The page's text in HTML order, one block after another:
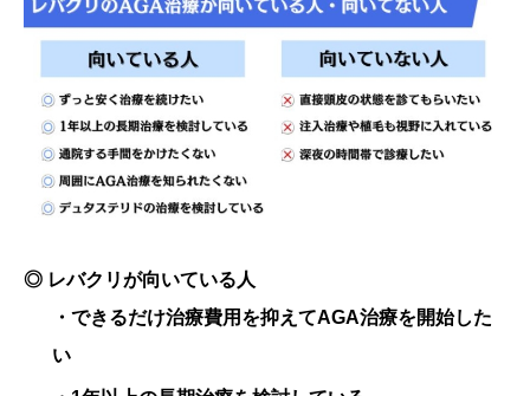
◎ レバクリが向いている人
・できるだけ治療費用を抑えてAGA治療を開始した
い